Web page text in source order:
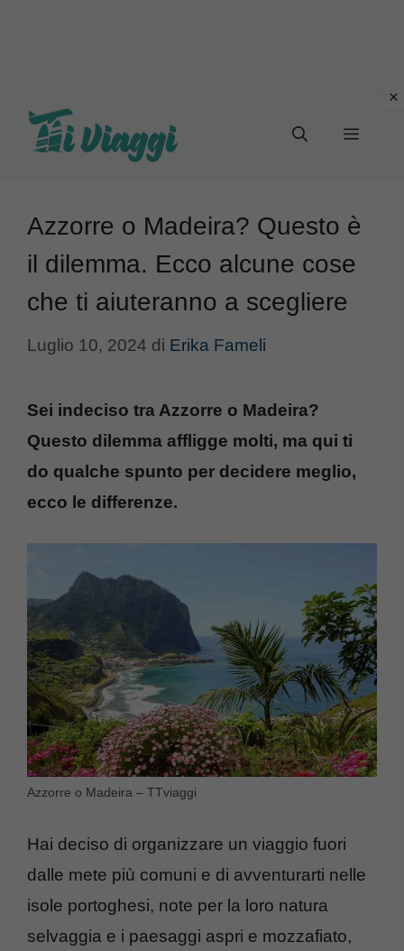
Menu
Azzorre o Madeira? Questo è
il dilemma. Ecco alcune cose
che ti aiuteranno a scegliere
Luglio 10, 2024 di Erika Fameli
Sei indeciso tra Azzorre o Madeira?
Questo dilemma affligge molti, ma qui ti
do qualche spunto per decidere meglio,
ecco le differenze.
Azzorre o Madeira – TTviaggi
Hai deciso di organizzare un viaggio fuori
dalle mete più comuni e di avventurarti nelle
isole portoghesi, note per la loro natura
selvaggia e i paesaggi aspri e mozzafiato,